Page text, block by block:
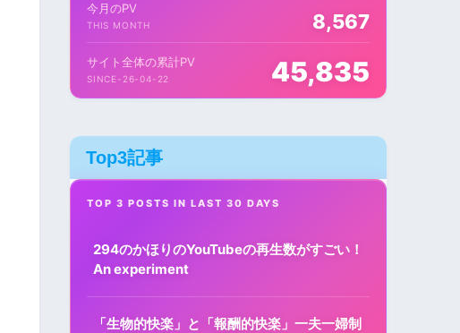
今月のPV
THIS MONTH 8,567
サイト全体の累計PV
SINCE-26-04-22 45,835
Top3記事
TOP 3 POSTS IN LAST 30 DAYS
294のかほりのYouTubeの再生数がすごい！
An experiment
「生物的快楽」と「報酬的快楽」一夫一婦制